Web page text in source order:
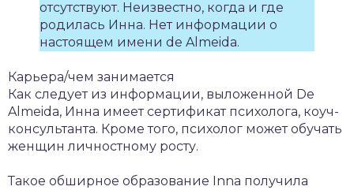
отсутствуют. Неизвестно, когда и где
родилась Инна. Нет информации о
настоящем имени de Almeida.
Карьера/чем занимается
Как следует из информации, выложенной De
Almeida, Инна имеет сертификат психолога, коуч-
консультанта. Кроме того, психолог может обучать
женщин личностному росту.
Такое обширное образование Inna получила